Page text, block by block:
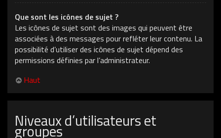
Que sont les icônes de sujet ?
Les icônes de sujet sont des images qui peuvent être
associées à des messages pour refléter leur contenu. La
possibilité d’utiliser des icônes de sujet dépend des
permissions définies par l’administrateur.
Haut
Niveaux d’utilisateurs et
groupes